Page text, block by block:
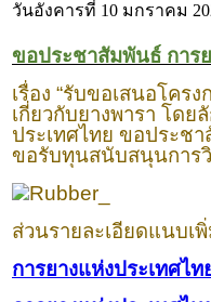
วันอังคารที่ 10 มกราคม
ขอประชาสัมพันธ์ การ
เรื่อง “รับขอเสนอโค
เกี่ยวกับยางพารา โด
ประเทศไทย ขอประช
ขอรับทุนสนับสนุนการ
ส่วนรายละเอียดแนบเ
การยางแห่งประเทศไท